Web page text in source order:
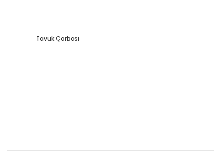
Tavuk Çorbası